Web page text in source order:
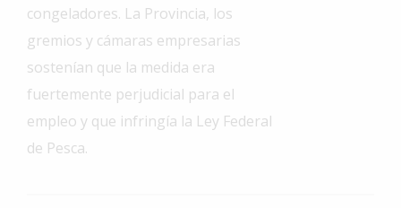
Interés
General
La
Ciudad
Deportes
congeladores. La Provincia, los
gremios y cámaras empresarias
sostenían que la medida era
fuertemente perjudicial para el
empleo y que infringía la Ley Federal
de Pesca.